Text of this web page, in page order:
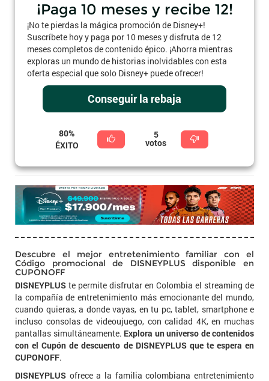
¡Paga 10 meses y recibe 12!
¡No te pierdas la mágica promoción de Disney+!
Suscríbete hoy y paga por 10 meses y disfruta de 12
meses completos de contenido épico. ¡Ahorra mientras
exploras un mundo de historias inolvidables con esta
oferta especial que solo Disney+ puede ofrecer!
Conseguir la rebaja
80%
ÉXITO
5
votos
Descubre el mejor entretenimiento familiar con el
Código promocional de DISNEYPLUS disponible en
CUPONOFF
DISNEYPLUS te permite disfrutar en Colombia el streaming de
la compañía de entretenimiento más emocionante del mundo,
cuando quieras, a donde vayas, en tu pc, tablet, smartphone e
incluso consolas de videoujuego, con calidad 4K, en muchas
pantallas simultáneamente. Explora un universo de contenidos
con el Cupón de descuento de DISNEYPLUS que te espera en
CUPONOFF.
DISNEYPLUS ofrece a la familia colombiana entretenimiento